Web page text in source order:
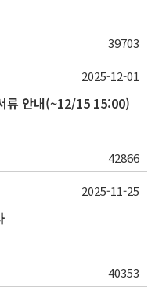
39703
류 안내(~12/15 15:00)
42866
2025-12-01
40353
2025-11-25